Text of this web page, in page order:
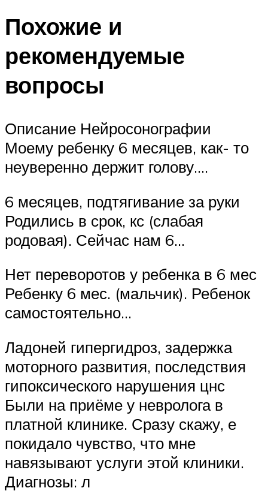
Похожие и
рекомендуемые
вопросы
Описание Нейросонографии
Моему ребенку 6 месяцев, как- то
неуверенно держит голову….
6 месяцев, подтягивание за руки
Родились в срок, кс (слабая
родовая). Сейчас нам 6…
Нет переворотов у ребенка в 6 мес
Ребенку 6 мес. (мальчик). Ребенок
самостоятельно…
Ладоней гипергидроз, задержка
моторного развития, последствия
гипоксического нарушения цнс
Были на приёме у невролога в
платной клинике. Сразу скажу, е
покидало чувство, что мне
навязывают услуги этой клиники.
Диагнозы: л